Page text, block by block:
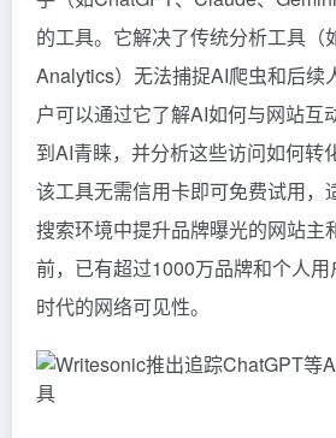
的工具。它解决了传统分析工具（
Analytics）无法捕捉AI爬虫和后续
户可以通过它了解AI如何与网站互
到AI青睐，并分析这些访问如何转
该工具无需信用卡即可免费试用，
搜索环境中提升品牌曝光的网站主
前，已有超过1000万品牌和个人
时代的网络可见性。